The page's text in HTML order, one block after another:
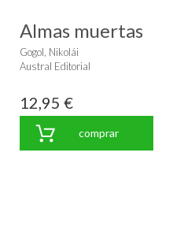
Almas muertas
Gogol, Nikolái
Austral Editorial
12,95 €
comprar